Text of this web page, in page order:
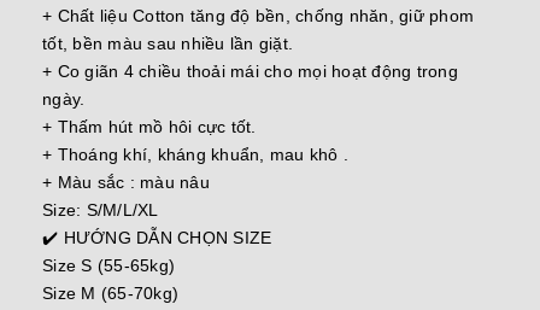
+ Chất liệu Cotton tăng độ bền, chống nhăn, giữ phom
tốt, bền màu sau nhiều lần giặt.
+ Co giãn 4 chiều thoải mái cho mọi hoạt động trong
ngày.
+ Thấm hút mồ hôi cực tốt.
+ Thoáng khí, kháng khuẩn, mau khô .
+ Màu sắc : màu nâu
Size: S/M/L/XL
✔️ HƯỚNG DẪN CHỌN SIZE
Size S (55-65kg)
Size M (65-70kg)